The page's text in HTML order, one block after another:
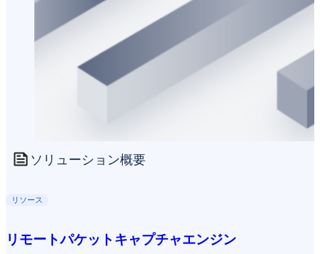
ソリューション概要
リソース
リモートパケットキャプチャエンジン